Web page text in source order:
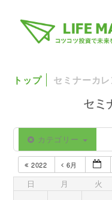
トップ セミナーカ
カテゴリー
2022 6月
日 月 火